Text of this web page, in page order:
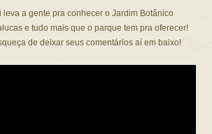
a gente pra conhecer o Jardim Botânico
e tudo mais que o parque tem pra oferecer!
de deixar seus comentários aí em baixo!